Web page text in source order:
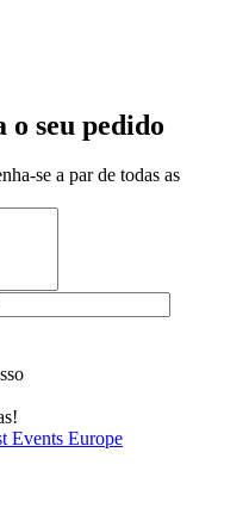
o seu pedido
se a par de todas as